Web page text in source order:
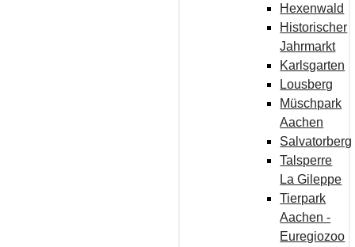
Hexenwald
Historischer
Jahrmarkt
Karlsgarten
Lousberg
Müschpark
Aachen
Salvatorberg
Talsperre
La Gileppe
Tierpark
Aachen -
Euregiozoo